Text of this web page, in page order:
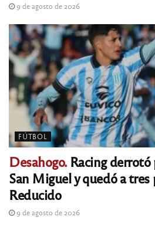
9 de agosto de 2026
FÚTBOL
Desahogo. Racing
San Miguel y quedó a
Reducido
9 de agosto de 2026